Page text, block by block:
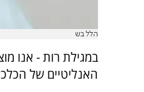
הלל בש
במגילת רות - אנו
האנליטיים של